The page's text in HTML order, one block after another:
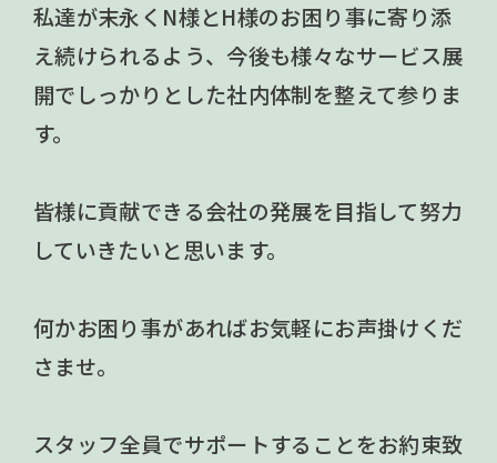
私達が末永くN様とH様のお困り事に寄り添
え続けられるよう、今後も様々なサービス展
開でしっかりとした社内体制を整えて参りま
す。
皆様に貢献できる会社の発展を目指して努力
していきたいと思います。
何かお困り事があればお気軽にお声掛けくだ
さませ。
スタッフ全員でサポートすることをお約束致